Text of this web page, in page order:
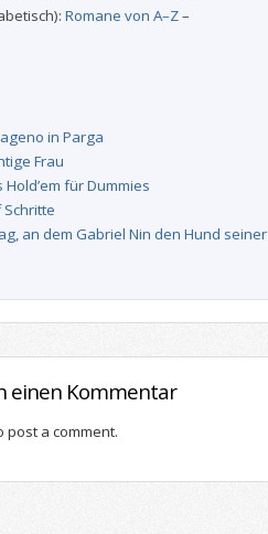
Romane von A–Z–
in Parga
Frau
für Dummies
an dem Gabriel Nin den Hund seiner
einen Kommentar
post a comment.